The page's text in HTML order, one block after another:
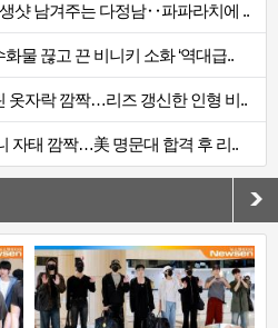
샷 남겨주는 다정남‥파파라치에 ..
물 끊고 끈 비니키 소화 ‘역대급..
옷자락 깜짝…리즈 갱신한 인형 비..
자태 깜짝…美 명문대 합격 후 리..